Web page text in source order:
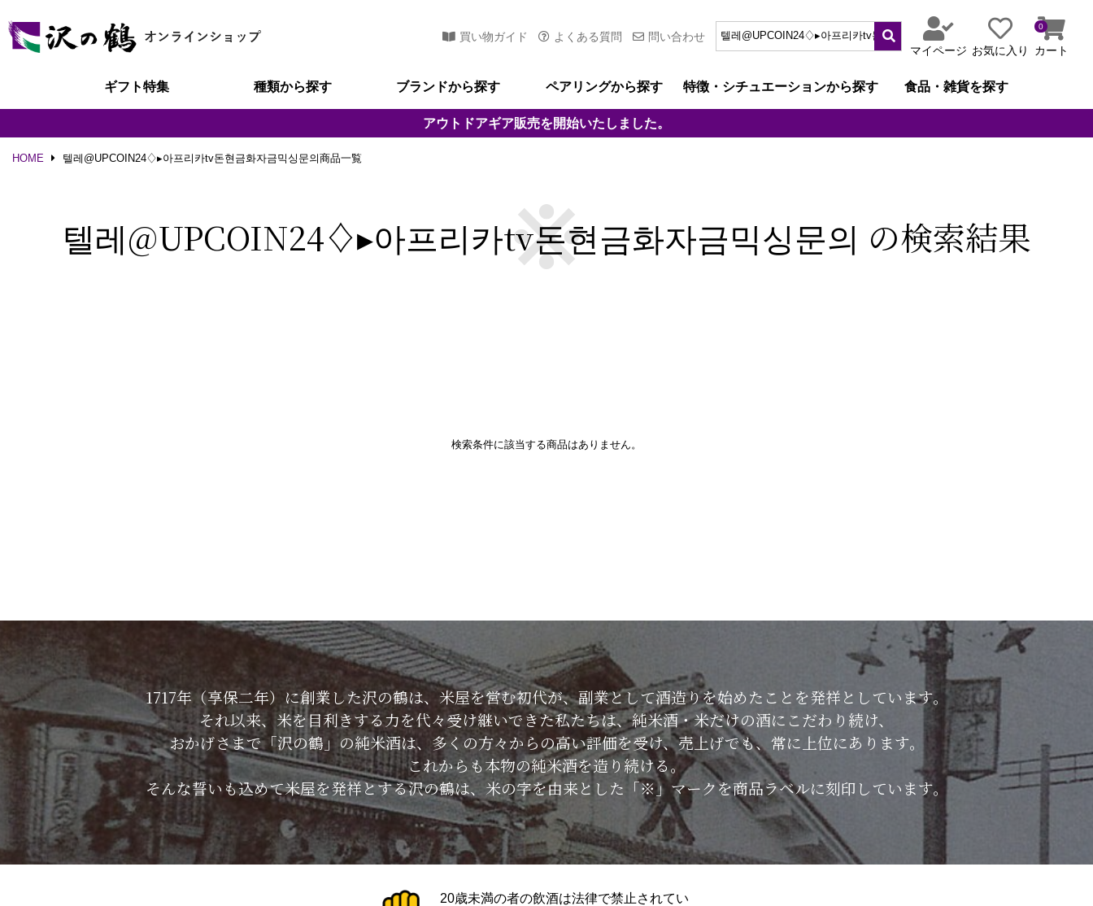
買い物ガイド よくある質問
問い合わせ
マイページ お気に入り
0
カート
ギフト特集 種類から探す ブランドから探す ペアリングから探す 特徴・シチュエーションから探す 食品・雑貨を探す
アウトドアギア販売を開始いたしました。
HOME 텔레@UPCOIN24♢▸아프리카tv돈현금화자금믹싱문의商品一覧
텔레@UPCOIN24♢▸아프리카tv돈현금화자금믹싱문의 の検索結果
検索条件に該当する商品はありません。
1717年（享保二年）に創業した沢の鶴は、米屋を営む初代が、副業として酒造りを始めたことを発祥としています。
それ以来、米を目利きする力を代々受け継いできた私たちは、純米酒・米だけの酒にこだわり続け、
おかげさまで「沢の鶴」の純米酒は、多くの方々からの高い評価を受け、売上げでも、常に上位にあります。
これからも本物の純米酒を造り続ける。
そんな誓いも込めて米屋を発祥とする沢の鶴は、米の字を由来とした「※」マークを商品ラベルに刻印しています。
20歳未満の者の飲酒は法律で禁止されてい